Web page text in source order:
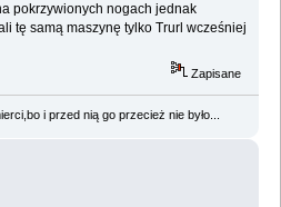
pokrzywionych nogach jednak
tę samą maszynę tylko Trurl wcześniej
Zapisane
i przed nią go przecież nie było...